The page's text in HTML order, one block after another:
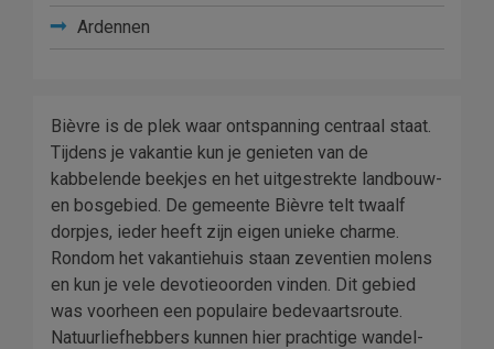
Ardennen
Bièvre is de plek waar ontspanning centraal staat.
Tijdens je vakantie kun je genieten van de
kabbelende beekjes en het uitgestrekte landbouw-
en bosgebied. De gemeente Bièvre telt twaalf
dorpjes, ieder heeft zijn eigen unieke charme.
Rondom het vakantiehuis staan zeventien molens
en kun je vele devotieoorden vinden. Dit gebied
was voorheen een populaire bedevaartsroute.
Natuurliefhebbers kunnen hier prachtige wandel-